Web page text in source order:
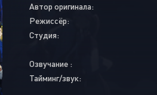
Автор оригинала:
Режиссёр:
Студия:
Озвучание :
Тайминг/звук: